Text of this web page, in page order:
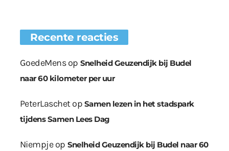
Recente reacties
GoedeMensop Snelheid Geuzendijk bij Budel
naar 60 kilometer per uur
PeterLaschetop Samen lezen in het stadspark
tijdens Samen Lees Dag
Niempjeop Snelheid Geuzendijk bij Budel naar 60